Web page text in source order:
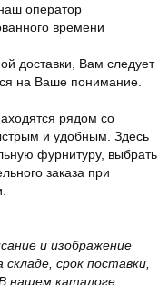
оператор
времени
доставки, Вам следует
на Ваше понимание.
рядом со
и удобным. Здесь
фурнитуру, выбрать
заказа при
и изображение
срок поставки,
нашем каталоге